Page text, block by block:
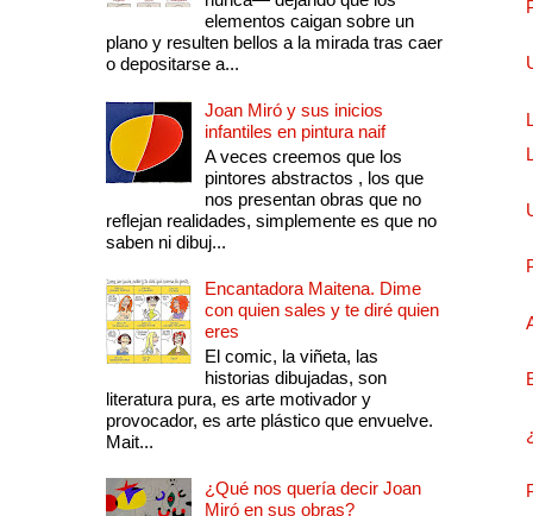
elementos caigan sobre un
plano y resulten bellos a la mirada tras caer
o depositarse a...
Joan Miró y sus inicios
infantiles en pintura naif
A veces creemos que los
pintores abstractos , los que
nos presentan obras que no
reflejan realidades, simplemente es que no
saben ni dibuj...
Encantadora Maitena. Dime
con quien sales y te diré quien
eres
El comic, la viñeta, las
historias dibujadas, son
literatura pura, es arte motivador y
provocador, es arte plástico que envuelve.
Mait...
¿Qué nos quería decir Joan
Miró en sus obras?